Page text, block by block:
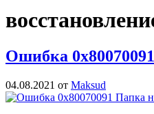
Ошибка
04.08.2021 от Maksud